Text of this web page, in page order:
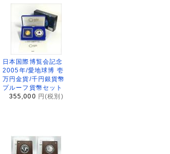
日本国際博覧会記念
2005年/愛地球博 壱
万円金貨/千円銀貨幣
プルーフ貨幣セット
355,000 円(税別)